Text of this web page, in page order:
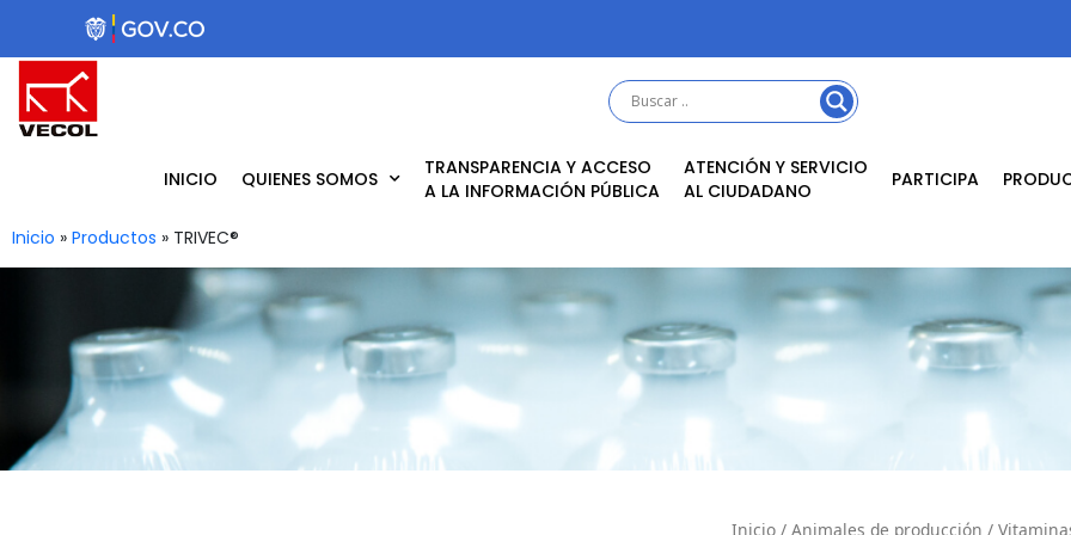
contenido
INICIO QUIENES SOMOS
TRANSPARENCIA Y ACCESO
A LA INFORMACIÓN PÚBLICA
ATENCIÓN Y SERVICIO
AL CIUDADANO
PARTICIPA
Inicio » Productos » TRIVEC®
Inicio/ Animales de producción /